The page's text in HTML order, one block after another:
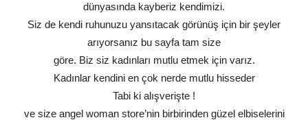
dünyasında kayberiz kendimizi.
Siz de kendi ruhunuzu yansıtacak görünüş için bir şeyler
arıyorsanız bu sayfa tam size
göre. Biz siz kadınları mutlu etmek için varız.
Kadınlar kendini en çok nerde mutlu hisseder
Tabi ki alışverişte !
ve size angel woman store’nin birbirinden güzel elbiselerini